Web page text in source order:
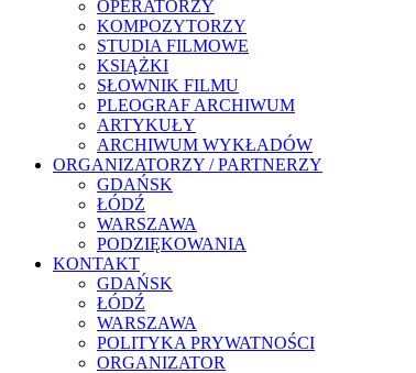
OPERATORZY
KOMPOZYTORZY
STUDIA FILMOWE
KSIĄŻKI
SŁOWNIK FILMU
PLEOGRAF ARCHIWUM
ARTYKUŁY
ARCHIWUM WYKŁADÓW
ORGANIZATORZY / PARTNERZY
GDAŃSK
ŁÓDŹ
WARSZAWA
PODZIĘKOWANIA
KONTAKT
GDAŃSK
ŁÓDŹ
WARSZAWA
POLITYKA PRYWATNOŚCI
ORGANIZATOR